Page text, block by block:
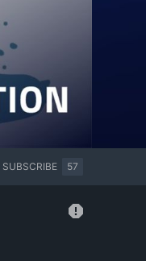
SUBSCRIBE 57